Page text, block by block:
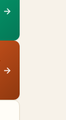
→
→